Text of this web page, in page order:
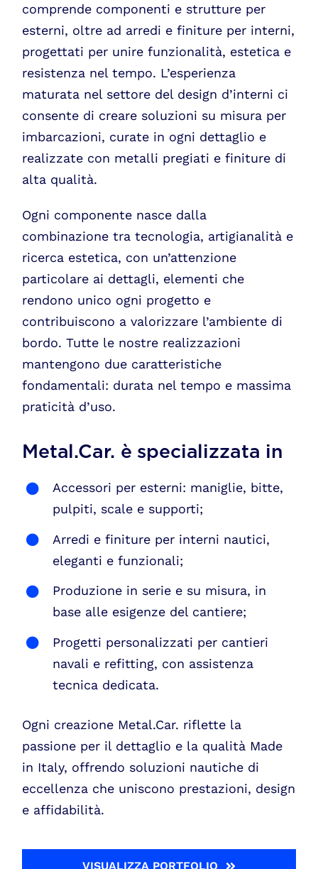
comprende componenti e strutture per
esterni, oltre ad arredi e finiture per interni,
progettati per unire funzionalità, estetica e
resistenza nel tempo. L’esperienza
maturata nel settore del design d’interni ci
consente di creare soluzioni su misura per
imbarcazioni, curate in ogni dettaglio e
realizzate con metalli pregiati e finiture di
alta qualità.
Ogni componente nasce dalla
combinazione tra tecnologia, artigianalità e
ricerca estetica, con un’attenzione
particolare ai dettagli, elementi che
rendono unico ogni progetto e
contribuiscono a valorizzare l’ambiente di
bordo. Tutte le nostre realizzazioni
mantengono due caratteristiche
fondamentali: durata nel tempo e massima
praticità d’uso.
Metal.Car. è specializzata in
Accessori per esterni: maniglie, bitte,
pulpiti, scale e supporti;
Arredi e finiture per interni nautici,
eleganti e funzionali;
Produzione in serie e su misura, in
base alle esigenze del cantiere;
Progetti personalizzati per cantieri
navali e refitting, con assistenza
tecnica dedicata.
Ogni creazione Metal.Car. riflette la
passione per il dettaglio e la qualità Made
in Italy, offrendo soluzioni nautiche di
eccellenza che uniscono prestazioni, design
e affidabilità.
VISUALIZZA PORTFOLIO